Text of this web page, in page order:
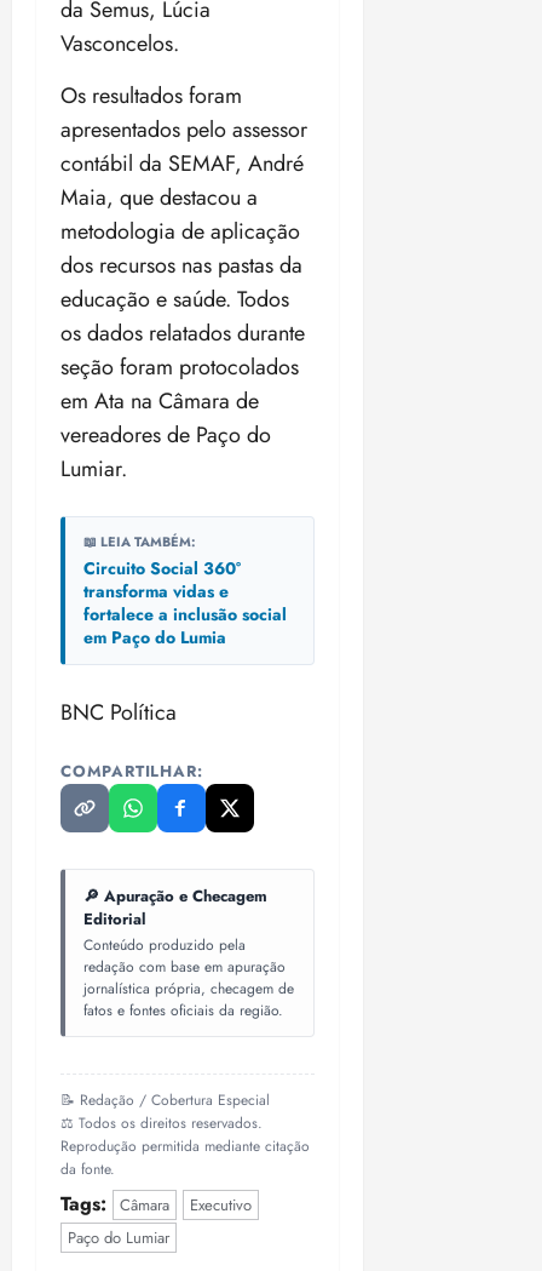
da Semus, Lúcia
Vasconcelos.
Os resultados foram
apresentados pelo assessor
contábil da SEMAF, André
Maia, que destacou a
metodologia de aplicação
dos recursos nas pastas da
educação e saúde. Todos
os dados relatados durante
seção foram protocolados
em Ata na Câmara de
vereadores de Paço do
Lumiar.
📖 LEIA TAMBÉM:
Circuito Social 360°
transforma vidas e
fortalece a inclusão social
em Paço do Lumia
BNC Política
COMPARTILHAR:
🔎 Apuração e Checagem
Editorial
Conteúdo produzido pela
redação com base em apuração
jornalística própria, checagem de
fatos e fontes oficiais da região.
📝 Redação / Cobertura Especial
⚖️ Todos os direitos reservados.
Reprodução permitida mediante citação
da fonte.
Tags: Câmara
Executivo
Paço do Lumiar